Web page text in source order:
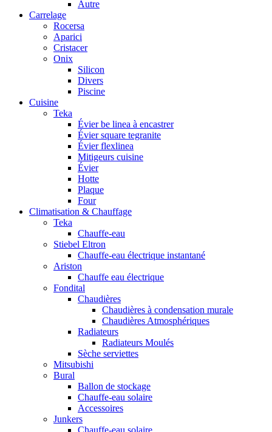
Autre
Carrelage
Rocersa
Aparici
Cristacer
Onix
Silicon
Divers
Piscine
Cuisine
Teka
Évier be linea à encastrer
Évier square tegranite
Évier flexlinea
Mitigeurs cuisine
Évier
Hotte
Plaque
Four
Climatisation & Chauffage
Teka
Chauffe-eau
Stiebel Eltron
Chauffe-eau électrique instantané
Ariston
Chauffe eau électrique
Fondital
Chaudières
Chaudières à condensation murale
Chaudières Atmosphériques
Radiateurs
Radiateurs Moulés
Sèche serviettes
Mitsubishi
Bural
Ballon de stockage
Chauffe-eau solaire
Accessoires
Junkers